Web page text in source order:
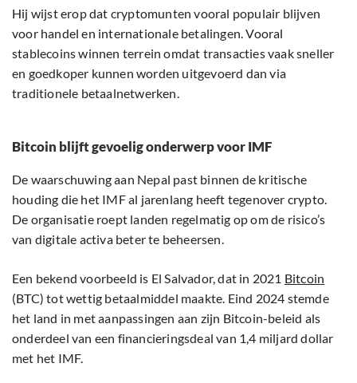
Hij wijst erop dat cryptomunten vooral populair blijven
voor handel en internationale betalingen. Vooral
stablecoins winnen terrein omdat transacties vaak sneller
en goedkoper kunnen worden uitgevoerd dan via
traditionele betaalnetwerken.
Bitcoin blijft gevoelig onderwerp voor IMF
De waarschuwing aan Nepal past binnen de kritische
houding die het IMF al jarenlang heeft tegenover crypto.
De organisatie roept landen regelmatig op om de risico’s
van digitale activa beter te beheersen.
Een bekend voorbeeld is El Salvador, dat in 2021 Bitcoin
(BTC) tot wettig betaalmiddel maakte. Eind 2024 stemde
het land in met aanpassingen aan zijn Bitcoin-beleid als
onderdeel van een financieringsdeal van 1,4 miljard dollar
met het IMF.